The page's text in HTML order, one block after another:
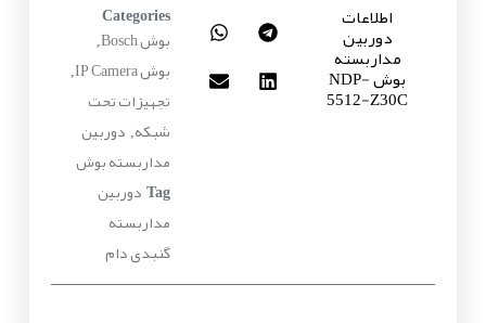
اطلاعات
دوربین
مداربسته
بوش NDP-
5512-Z30C
Categories
بوش Bosch ,
بوش IP Camera ,
تجهیزات تحت
شبکه, دوربین
مداربسته بوش
Tag دوربین
مداربسته
گنبدی دام